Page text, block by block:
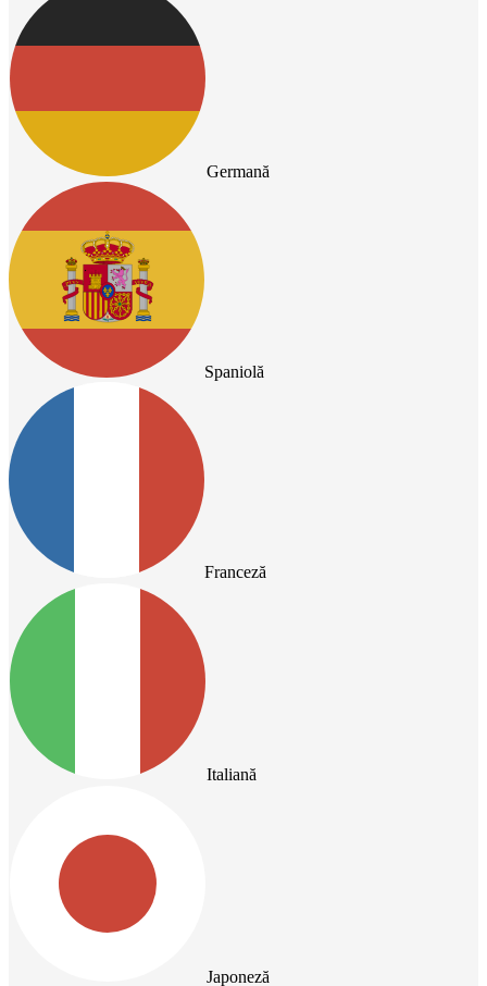
Germană
Spaniolă
Franceză
Italiană
Japoneză